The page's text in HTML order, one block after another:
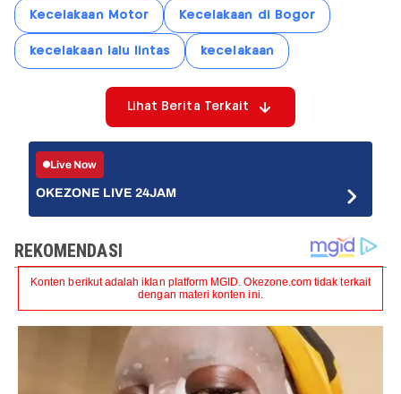
Kecelakaan Motor Kecelakaan di Bogor
kecelakaan lalu lintas kecelakaan
Lihat Berita Terkait
Live Now
OKEZONE LIVE 24JAM